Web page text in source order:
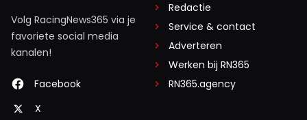
Volg RacingNews365 via je
favoriete social media
kanalen!
Facebook
X
Redactie
Service & contact
Adverteren
Werken bij RN365
RN365.agency